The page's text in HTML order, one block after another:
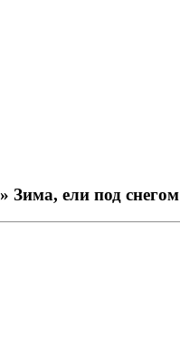
» Зима, ели под снегом